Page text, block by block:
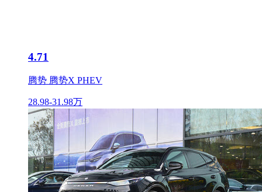
4.71
腾势 腾势X PHEV
28.98-31.98万